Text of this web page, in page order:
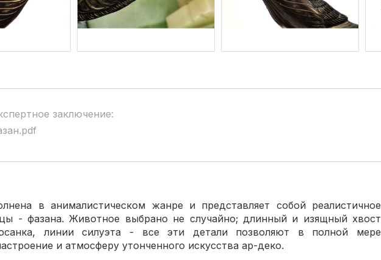
заключение:
в анималистическом жанре и представляет собой реалистичное
- фазана. Животное выбрано не случайно; длинный и изящный хвост
линии силуэта - все эти детали позволяют в полной мере
и атмосферу утонченного искусства ар-деко.